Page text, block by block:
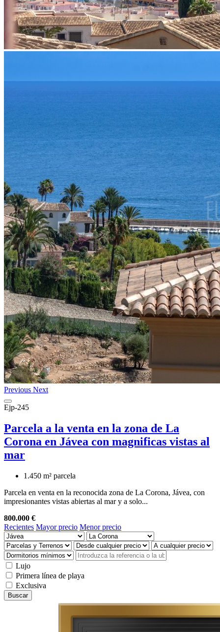
Previous Next
Ejp-245
Parcela a la venta en la zona de La
Corona en Jávea con magnificas vistas al
mar
1.450 m² parcela
Parcela en venta en la reconocida zona de La Corona, Jávea, con
impresionantes vistas abiertas al mar y a solo...
800.000 €
Recientes Mayor precio Menor precio
Lujo
Primera línea de playa
Exclusiva
Buscar